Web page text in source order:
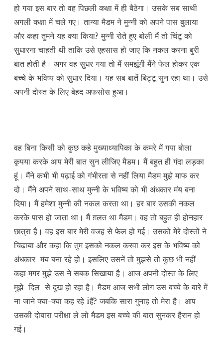
हो गया इस बार तो वह पिछली कक्षा में ही बैठेगा। उसके सब साथी
अगली कक्षा में चले गए। तान्या मैडम ने मुन्नी को अपने पास बुलाया
और कहा तुमने यह क्या किया? मुन्नी रोते हुए बोली मैं तो चिंटू को
सुधारना चाहती थी ताकि उसे एहसास हो जाए कि नकल करना बुरी
बात होती है। अगर वह सुधर गया तो मैं समझूंगी मैंने फेल होकर एक
बच्चे के भविष्य को सुधार दिया। यह सब बातें बिट्टू सुन रहा था। उसे
अपनी दोस्त के लिए बेहद अफसोस हुआ।
वह बिना किसी को कुछ कहे मुख्याध्यापिका के कमरे में गया बोला
कृपया करके आप मेरी बात सुन लीजिए मैडम। मैं बहुत ही गंदा लड़का
हूं। मैंने कभी भी पढ़ाई को गंभीरता से नहीं लिया मैडम मुझे माफ कर
दो। मैंने अपने साथ-साथ मुन्नी के भविष्य को भी अंधकार मंय बना
दिया। मैं हमेशा मुन्नी की नकल करता था। हर बार उसकी नकल
करके पास हो जाता था। मैं ग़लत था मैडम। वह तो बहुत ही होनहार
छात्रा है। वह इस बार मेरी वजह से फेल हो गई। उसको मेरे दोस्तों ने
चिढाया और कहा कि तुम इसको नकल करवा कर इस के भविष्य को
अंधकार मंय बना रहे हो। इसलिए उसनें तो मुझसे तो कुछ भी नहीं
कहा मगर मुझे उस ने सबक सिखाया है। आज अपनी दोस्त के लिए
मुझे दिल से दुख हो रहा है। मैडम आज सभी लोग उस बच्चे के बारे में
ना जाने क्या-क्या कह रहे iहैं? जबकि सारा गुनाह तो मेरा है। आप
उसकी दोबारा परीक्षा ले लो मैडम इस बच्चे की बात सुनकर हैरान हो
गई।